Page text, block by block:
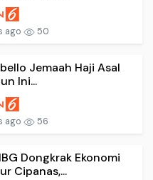
ago 50
Jemaah Haji Asal
Ini...
ago 56
Dongkrak Ekonomi
Cipanas,...